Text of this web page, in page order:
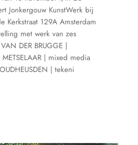
Jonkergouw KunstWerk bij
Kerkstraat 129A Amsterdam
met werk van zes
DER BRUGGE |
| mixed media
| tekeni